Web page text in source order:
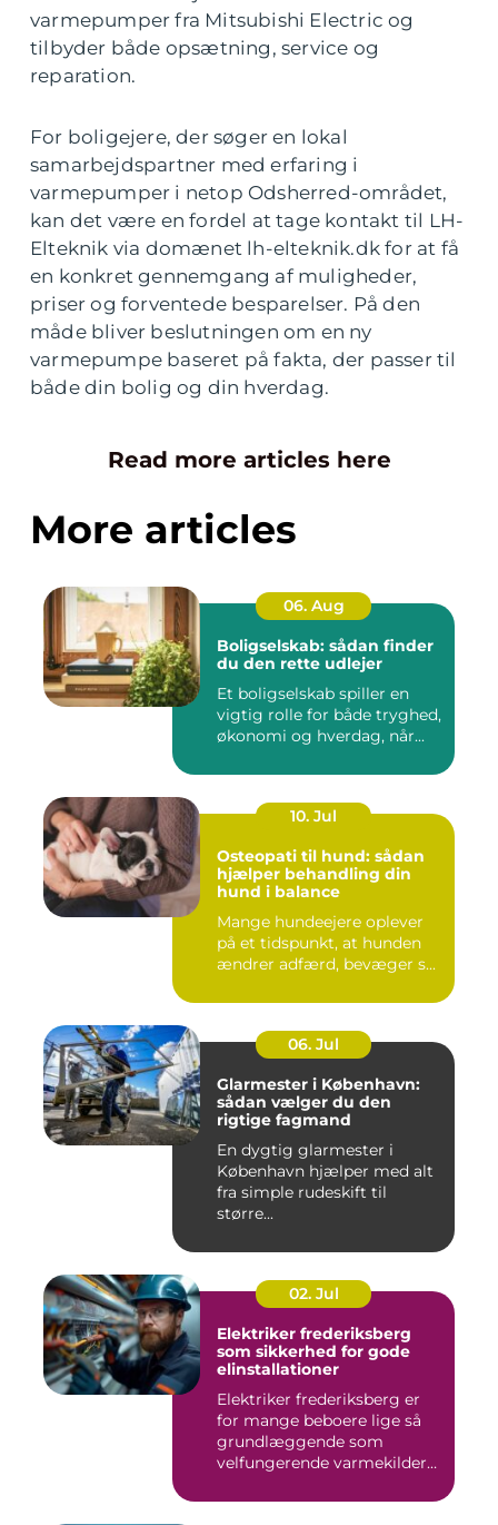
varmepumper fra Mitsubishi Electric og
tilbyder både opsætning, service og
reparation.
For boligejere, der søger en lokal
samarbejdspartner med erfaring i
varmepumper i netop Odsherred-området,
kan det være en fordel at tage kontakt til LH-
Elteknik via domænet lh-elteknik.dk for at få
en konkret gennemgang af muligheder,
priser og forventede besparelser. På den
måde bliver beslutningen om en ny
varmepumpe baseret på fakta, der passer til
både din bolig og din hverdag.
Read more articles here
More articles
06. Aug
Boligselskab: sådan finder
du den rette udlejer
Et boligselskab spiller en
vigtig rolle for både tryghed,
økonomi og hverdag, når...
10. Jul
Osteopati til hund: sådan
hjælper behandling din
hund i balance
Mange hundeejere oplever
på et tidspunkt, at hunden
ændrer adfærd, bevæger s...
06. Jul
Glarmester i København:
sådan vælger du den
rigtige fagmand
En dygtig glarmester i
København hjælper med alt
fra simple rudeskift til
større...
02. Jul
Elektriker frederiksberg
som sikkerhed for gode
elinstallationer
Elektriker frederiksberg er
for mange beboere lige så
grundlæggende som
velfungerende varmekilder